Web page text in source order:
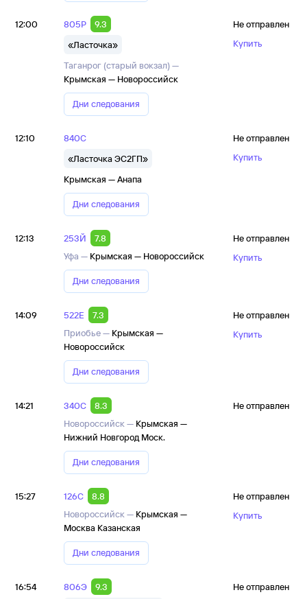
12:00 805Р
9.3
«Ласточка»
Таганрог (старый вокзал) —
Крымская — Новороссийск
Дни следования
Не отправлен
Купить
12:10
840С
«Ласточка ЭС2ГП»
Крымская — Анапа
Дни следования
Не отправлен
Купить
12:13 253Й
7.8
Уфа — Крымская — Новороссийск
Дни следования
Не отправлен
Купить
14:09 522Е
7.3
Приобье — Крымская —
Новороссийск
Дни следования
Не отправлен
Купить
14:21 340С
8.3
Новороссийск — Крымская —
Нижний Новгород Моск.
Дни следования
Не отправлен
15:27 126С
8.8
Новороссийск — Крымская —
Москва Казанская
Дни следования
Не отправлен
Купить
16:54 806Э 9.3 Не отправлен